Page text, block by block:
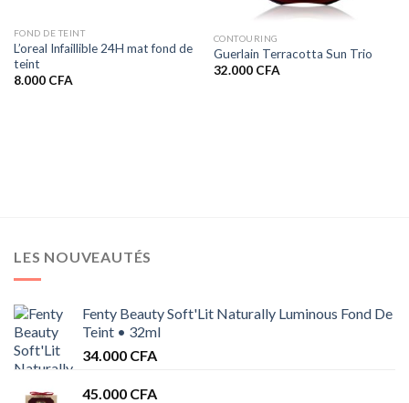
FOND DE TEINT
L’oreal Infaillible 24H mat fond de
teint
8.000 CFA
CONTOURING
Guerlain Terracotta Sun Trio
32.000 CFA
LES NOUVEAUTÉS
Fenty Beauty Soft'Lit Naturally Luminous Fond De
Teint • 32ml
34.000 CFA
45.000 CFA